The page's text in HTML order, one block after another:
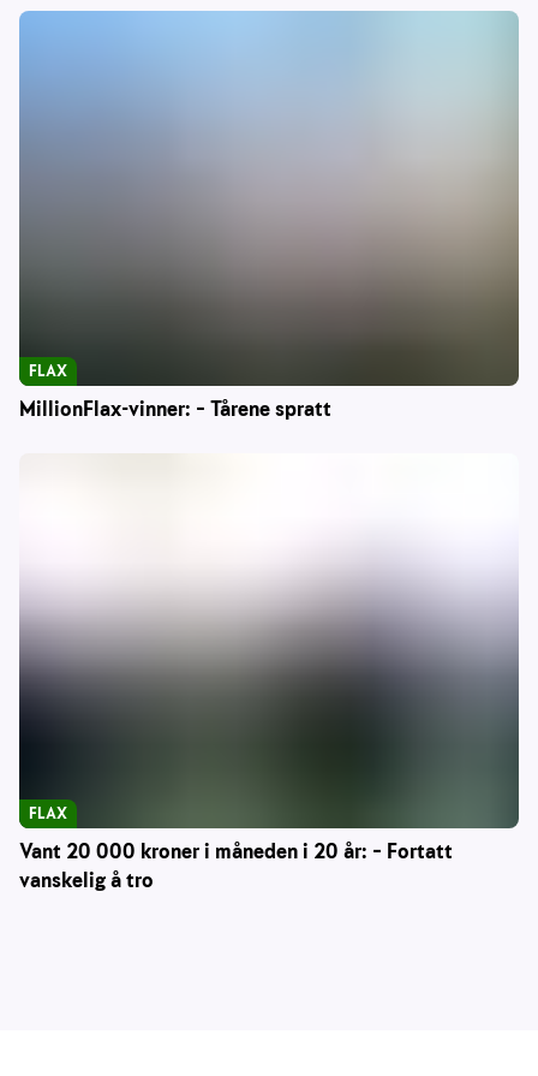
MillionFlax-vinner: – Tårene spratt
FLAX
Vant 20 000 kroner i måneden i 20 år: – Fortatt
vanskelig å tro
FLAX